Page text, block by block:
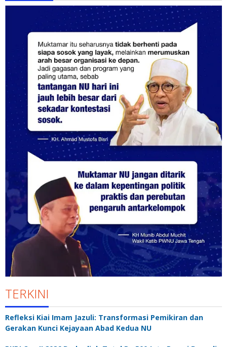
TERKINI
Refleksi Kiai Imam Jazuli: Transformasi Pemikiran dan
Gerakan Kunci Kejayaan Abad Kedua NU